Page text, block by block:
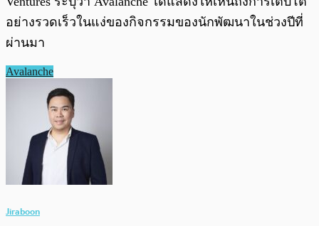
อย่างรวดเร็วในแง่ของกิจกรรมของนักพัฒนาในช่วงปีที่
ผ่านมา
Avalanche
Jiraboon